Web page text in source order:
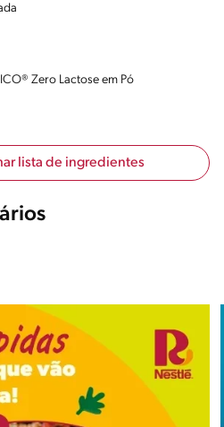
Zero Lactose em Pó
lista de ingredientes